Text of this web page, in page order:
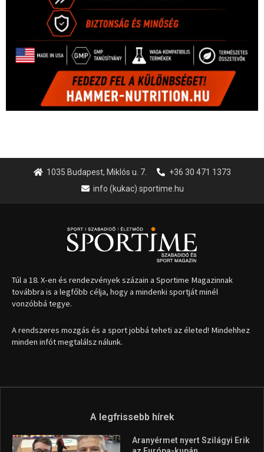
1035 Budapest, Miklós u. 7.
+36 30 471 1373
Túl a 18. X-en és rendezvények százain a Sportime Magazinnak